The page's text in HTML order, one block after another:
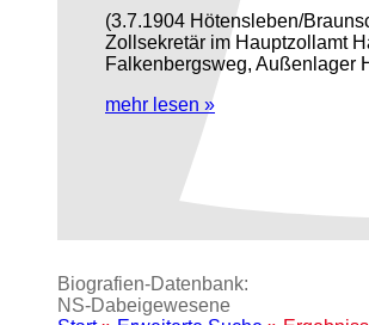
Biografien-Datenbank:
NS‑Dabeigewesene
(3.7.1904 Hötensleben/
Zollsekretär im Hauptzollamt
Falkenbergsweg, Außenlager
mehr lesen »